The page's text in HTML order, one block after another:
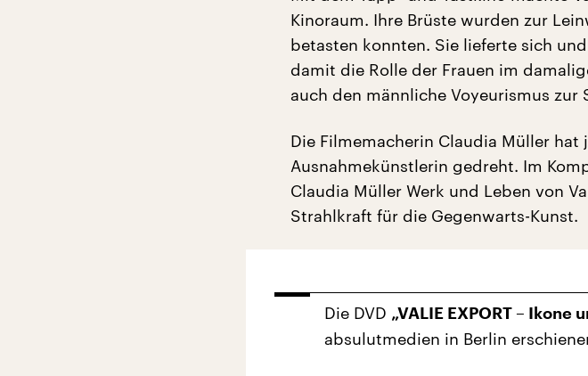
Kinoraum. Ihre Brüste wurden zur
betasten konnten. Sie lieferte sich
damit die Rolle der Frauen im
auch den männliche Voyeurismus zur
Die Filmemacherin Claudia Müller
Ausnahmekünstlerin gedreht. Im
Claudia Müller Werk und Leben von
Strahlkraft für die Gegenwarts-Kunst.
Die DVD „VALIE EXPORT – Ikone
absulutmedien in Berlin